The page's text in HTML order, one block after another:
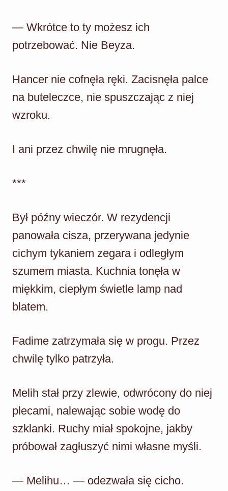
— Wkrótce to ty możesz ich
potrzebować. Nie Beyza.
Hancer nie cofnęła ręki. Zacisnęła palce
na buteleczce, nie spuszczając z niej
wzroku.
I ani przez chwilę nie mrugnęła.
***
Był późny wieczór. W rezydencji
panowała cisza, przerywana jedynie
cichym tykaniem zegara i odległym
szumem miasta. Kuchnia tonęła w
miękkim, ciepłym świetle lamp nad
blatem.
Fadime zatrzymała się w progu. Przez
chwilę tylko patrzyła.
Melih stał przy zlewie, odwrócony do niej
plecami, nalewając sobie wodę do
szklanki. Ruchy miał spokojne, jakby
próbował zagłuszyć nimi własne myśli.
— Melihu… — odezwała się cicho.